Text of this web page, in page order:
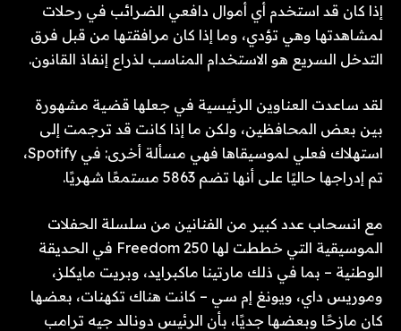
إذا كان قد استخدم أي أموال دافعي الضرائب في رحلات
لمشاهدتها وهي تؤدي، وما إذا كان مرافقتها من قبل فرق
التدخل السريع هو الاستخدام المناسب لذراع إنفاذ القانون.
لقد ساعدت العناوين الرئيسية في جعلها قضية مشهورة
بين بعض المحافظين، ولكن ما إذا كانت قد ترجمت إلى
استهلاك فعلي لموسيقاها فهي مسألة أخرى: في Spotify،
تم إدراجها حاليًا على أنها تضم ​​5863 مستمعًا شهريًا.
مع انسحاب عدد كبير من الفنانين من سلسلة الحفلات
الموسيقية التي خططت لها Freedom 250 في الحديقة
الوطنية – بما في ذلك مارتينا ماكبرايد، وبريت مايكلز،
وموريس داي، ويونغ إم سي – كانت هناك تكهنات، بعضها
كان مازحًا وبعضها جديًا، بأن الرئيس دونالد جيه ترامب